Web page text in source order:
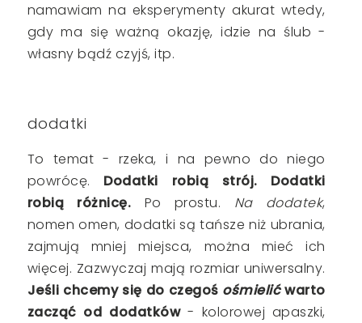
namawiam na eksperymenty akurat wtedy,
gdy ma się ważną okazję, idzie na ślub -
własny bądź czyjś, itp.
dodatki
To temat - rzeka, i na pewno do niego
powrócę. Dodatki robią strój. Dodatki
robią różnicę. Po prostu. Na dodatek,
nomen omen, dodatki są tańsze niż ubrania,
zajmują mniej miejsca, można mieć ich
więcej. Zazwyczaj mają rozmiar uniwersalny.
Jeśli chcemy się do czegoś ośmielićwarto
zacząć od dodatków- kolorowej apaszki,